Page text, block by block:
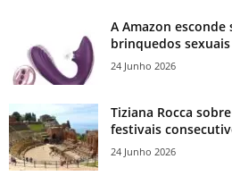
A Amazon
brinquedos
24 Junho 2026
Tiziana Rocca
festivais
24 Junho 2026